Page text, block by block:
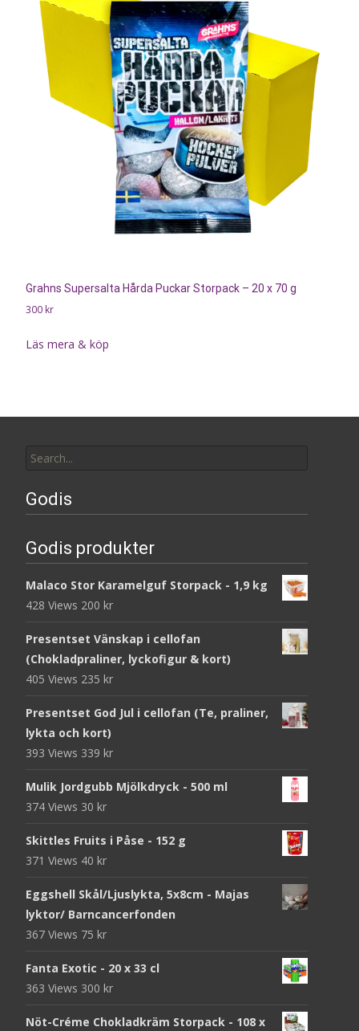
Grahns Supersalta Hårda Puckar Storpack – 20 x 70 g
300 kr
Läs mera & köp
for:
Godis
Godis produkter
Malaco Stor Karamelguf Storpack - 1,9 kg
428 Views 200 kr
Presentset Vänskap i cellofan
(Chokladpraliner, lyckofigur & kort)
405 Views 235 kr
Presentset God Jul i cellofan (Te, praliner,
lykta och kort)
393 Views 339 kr
Mulik Jordgubb Mjölkdryck - 500 ml
374 Views 30 kr
Skittles Fruits i Påse - 152 g
371 Views 40 kr
Eggshell Skål/Ljuslykta, 5x8cm - Majas
lyktor/ Barncancerfonden
367 Views 75 kr
Fanta Exotic - 20 x 33 cl
363 Views 300 kr
Nöt-Créme Chokladkräm Storpack - 108 x